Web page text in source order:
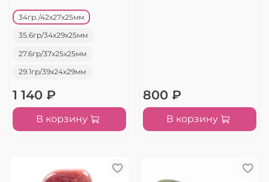
34гр./42х27х25мм
35.6гр/34х29х25мм
27.6гр/37х25х25мм
29.1гр/39х24х29мм
1 140 ₽
В корзину
800 ₽
В корзину